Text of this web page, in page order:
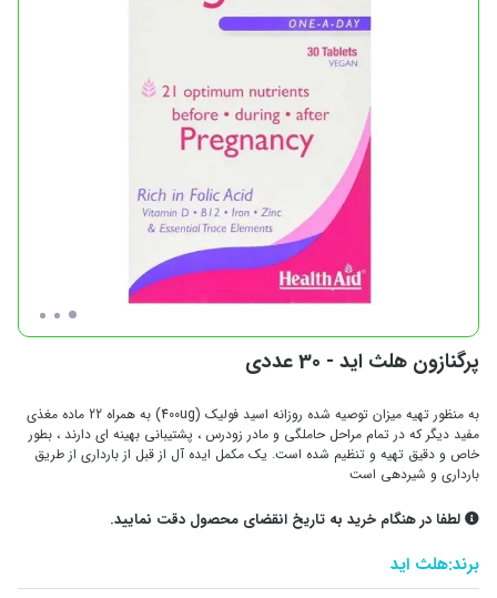
پرگنازون هلث اید - 30 عددی
به منظور تهیه میزان توصیه شده روزانه اسید فولیک (400ug) به همراه 22 ماده مغذی
مفید دیگر که در تمام مراحل حاملگی و مادر زودرس ، پشتیبانی بهینه ای دارند ، بطور
خاص و دقیق تهیه و تنظیم شده است. یک مکمل ایده آل از قبل از بارداری از طریق
بارداری و شیردهی است
لطفا در هنگام خرید به تاریخ انقضای محصول دقت نمایید.
برند:هلث اید